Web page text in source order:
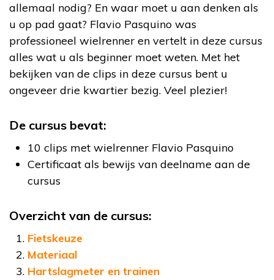
allemaal nodig? En waar moet u aan denken als
u op pad gaat? Flavio Pasquino was
professioneel wielrenner en vertelt in deze cursus
alles wat u als beginner moet weten. Met het
bekijken van de clips in deze cursus bent u
ongeveer drie kwartier bezig. Veel plezier!
De cursus bevat:
10 clips met wielrenner Flavio Pasquino
Certificaat als bewijs van deelname aan de
cursus
Overzicht van de cursus:
Fietskeuze
Materiaal
Hartslagmeter en trainen